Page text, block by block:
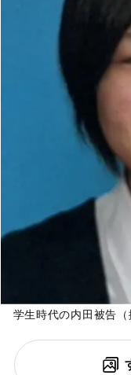
学生時代の内田被告（